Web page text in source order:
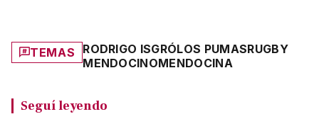
TEMAS RODRIGO ISGRÓLOS PUMASRUGBY
MENDOCINOMENDOCINA
Seguí leyendo